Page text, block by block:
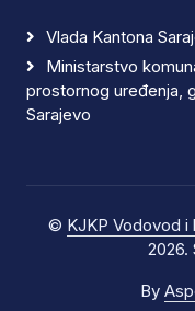
Vlada Kantona
Ministarstvo
prostornog uređenja,
Sarajevo
© KJKP Vodovod i
2026.
By